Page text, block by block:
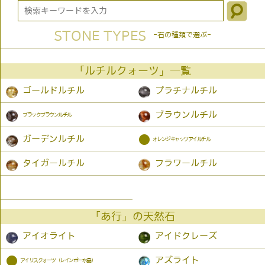
STONE TYPES -石の種類で選ぶ-
「ルチルクォーツ」一覧
ゴールドルチル プラチナルチル
ブラックブラウンルチル ブラウンルチル
ガーデンルチル ● オレンジキャッツアイルチル
タイガールチル フラワールチル
「あ行」の天然石
アイオライト アイドクレーズ
● アイリスクォーツ（レインボー水晶） アズライト